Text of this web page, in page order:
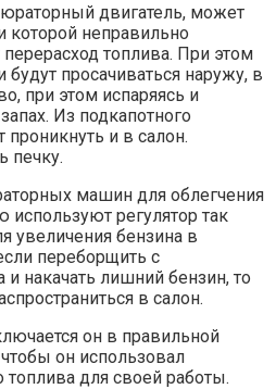
двигатель, может
которой неправильно
топлива. При этом
будут просачиваться наружу, в
при этом испаряясь и
Из подкапотного
проникнуть и в салон.
печку.
машин для облегчения
используют регулятор так
увеличения бензина в
переборщить с
накачать лишний бензин, то
в салон.
он в правильной
он использовал
для своей работы.